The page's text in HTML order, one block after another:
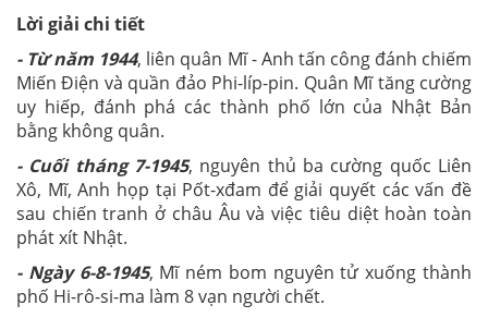
Lời giải chi tiết
- Từ năm 1944, liên quân Mĩ - Anh tấn công đánh chiếm
Miến Điện và quần đảo Phi-líp-pin. Quân Mĩ tăng cường
uy hiếp, đánh phá các thành phố lớn của Nhật Bản
bằng không quân.
- Cuối tháng 7-1945, nguyên thủ ba cường quốc Liên
Xô, Mĩ, Anh họp tại Pốt-xđam để giải quyết các vấn đề
sau chiến tranh ở châu Âu và việc tiêu diệt hoàn toàn
phát xít Nhật.
- Ngày 6-8-1945, Mĩ ném bom nguyên tử xuống thành
phố Hi-rô-si-ma làm 8 vạn người chết.